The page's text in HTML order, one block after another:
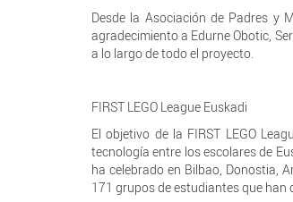
Desde la Asociación de Padres y
agradecimiento a Edurne Obotic,
a lo largo de todo el proyecto.
FIRST LEGO League Euskadi
El objetivo de la FIRST LEGO
tecnología entre los escolares de
ha celebrado en Bilbao, Donostia,
171 grupos de estudiantes que